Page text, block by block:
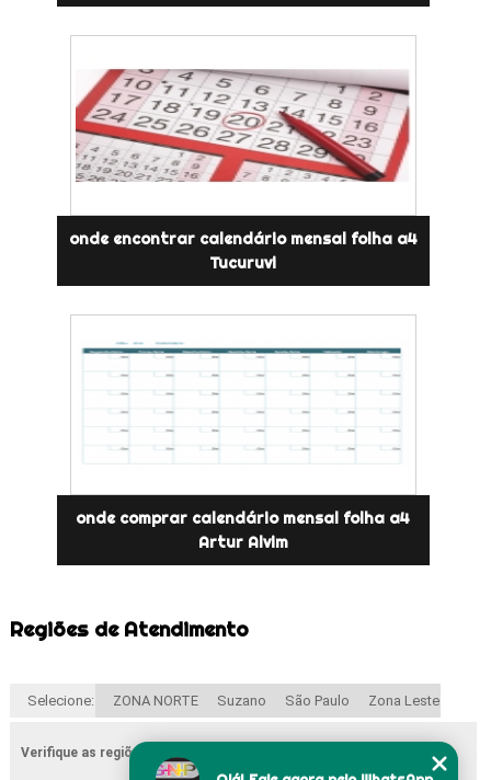
onde encontrar calendário mensal folha a4
Tucuruvi
onde comprar calendário mensal folha a4
Artur Alvim
Regiões de Atendimento
Selecione: ZONA NORTE Suzano São Paulo Zona Leste
Verifique as regiões que atendemos